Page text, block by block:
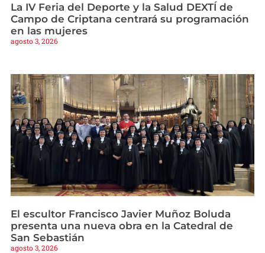
La IV Feria del Deporte y la Salud DEXTÍ de
Campo de Criptana centrará su programación
en las mujeres
agosto 3, 2026
El escultor Francisco Javier Muñoz Boluda
presenta una nueva obra en la Catedral de
San Sebastián
agosto 3, 2026